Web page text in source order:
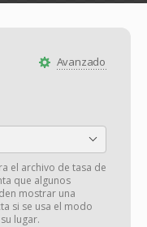
Avanzado
el archivo de tasa de
que algunos
mostrar una
si se usa el modo
lugar.